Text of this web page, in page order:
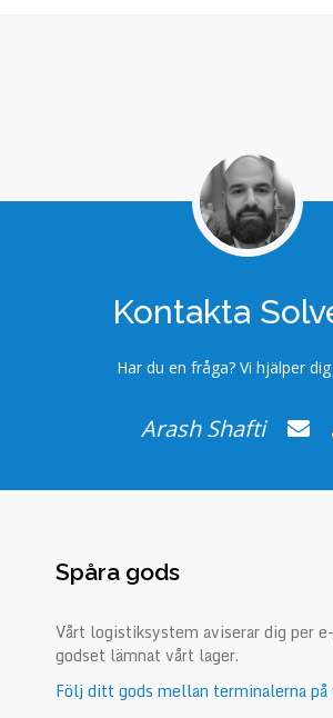
Kontakta
Har du en fråga? Vi hjälper
Arash Shafti
Spåra gods
Vårt logistiksystem aviserar dig per
godset lämnat vårt lager.
Följ ditt gods mellan terminalerna